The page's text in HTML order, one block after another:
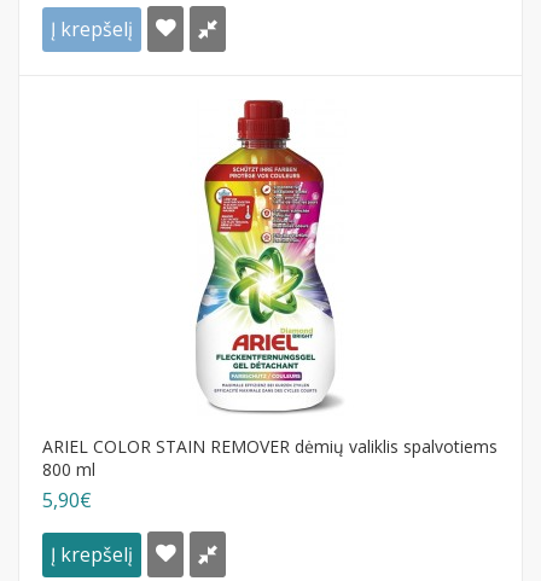
Į krepšelį
ARIEL COLOR STAIN REMOVER dėmių valiklis spalvotiems
800 ml
5,90€
Į krepšelį